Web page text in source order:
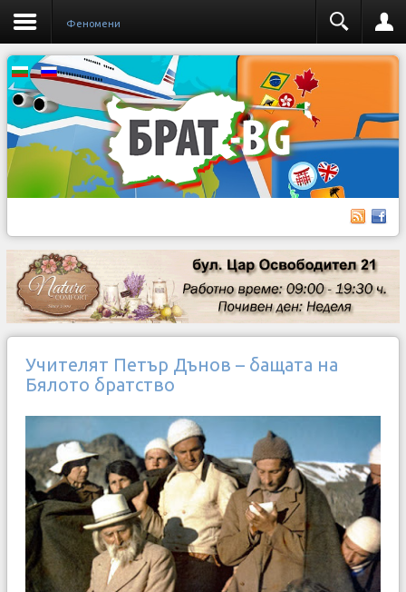
Феномени
Учителят Петър Дънов – бащата на
Бялото братство